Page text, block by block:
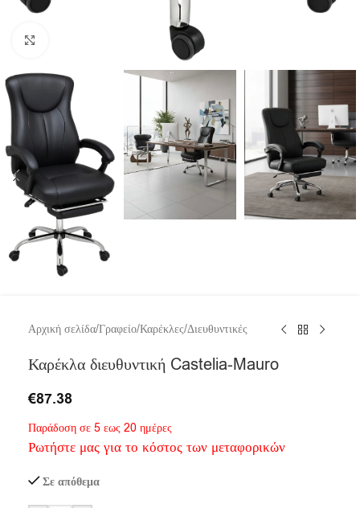
Αρχική σελίδα/Γραφείο/Καρέκλες/Διευθυντικές
Καρέκλα διευθυντική Castelia-Mauro
€87.38
Παράδοση σε 5 εως 20 ημέρες
Ρωτήστε μας για το κόστος των μεταφορικών
Σε απόθεμα